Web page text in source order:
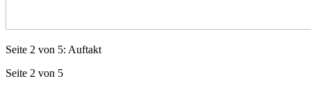
Seite 2 von 5: Auftakt
Seite 2 von 5